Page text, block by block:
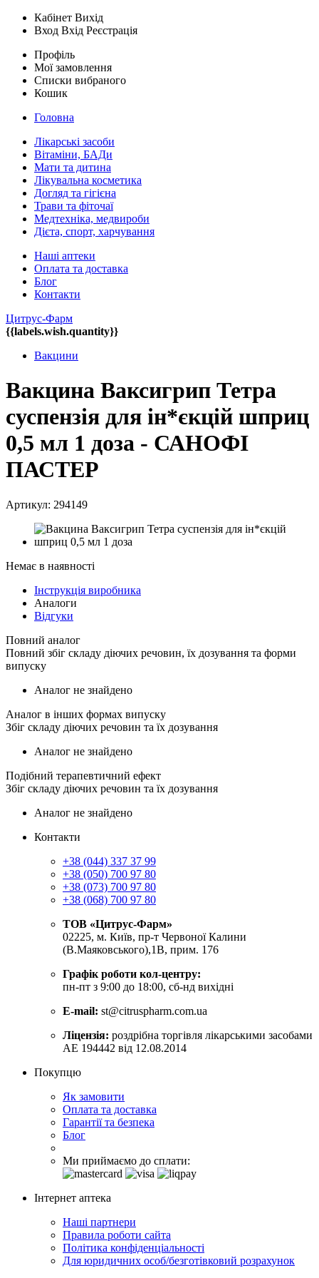
Кабінет Вихід
Вход Вхід Реєстрація
Профіль
Мої замовлення
Списки вибраного
Кошик
Головна
Лікарські засоби
Вітаміни, БАДи
Мати та дитина
Лікувальна косметика
Догляд та гігієна
Трави та фіточаї
Медтехніка, медвироби
Дієта, спорт, харчування
Наші аптеки
Оплата та доставка
Блог
Контакти
Цитрус-Фарм
{{labels.wish.quantity}}
Вакцини
Вакцина Ваксигрип Тетра
суспензія для ін*єкцій шприц
0,5 мл 1 доза - САНОФІ
ПАСТЕР
Артикул: 294149
Немає в наявності
Інструкція виробника
Аналоги
Відгуки
Повний аналог
Повний збіг складу діючих речовин, їх дозування та форми
випуску
Аналог не знайдено
Аналог в інших формах випуску
Збіг складу діючих речовин та їх дозування
Аналог не знайдено
Подібний терапевтичний ефект
Збіг складу діючих речовин та їх дозування
Аналог не знайдено
Контакти
+38 (044) 337 37 99
+38 (050) 700 97 80
+38 (073) 700 97 80
+38 (068) 700 97 80
ТОВ «Цитрус-Фарм»
02225, м. Київ, пр-т Червоної Калини
(В.Маяковського),1В, прим. 176
Графік роботи кол-центру:
пн-пт з 9:00 до 18:00, сб-нд вихідні
E-mail: st@citruspharm.com.ua
Ліцензія: роздрібна торгівля лікарськими засобами
АЕ 194442 від 12.08.2014
Покупцю
Як замовити
Оплата та доставка
Гарантії та безпека
Блог
Ми приймаємо до сплати:
Інтернет аптека
Наші партнери
Правила роботи сайта
Політика конфіденціальності
Для юридичних особ/безготівковий розрахунок